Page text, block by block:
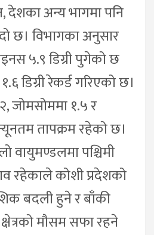
देशका अन्य भागमा पनि
छ। विभागका अनुसार
५.९ डिग्री पुगेको छ
डिग्री रेकर्ड गरिएको छ।
जोमसोममा १.५ र
तापक्रम रहेको छ।
वायुमण्डलमा पश्चिमी
रहेकाले कोशी प्रदेशको
बदली हुने र बाँकी
मौसम सफा रहने